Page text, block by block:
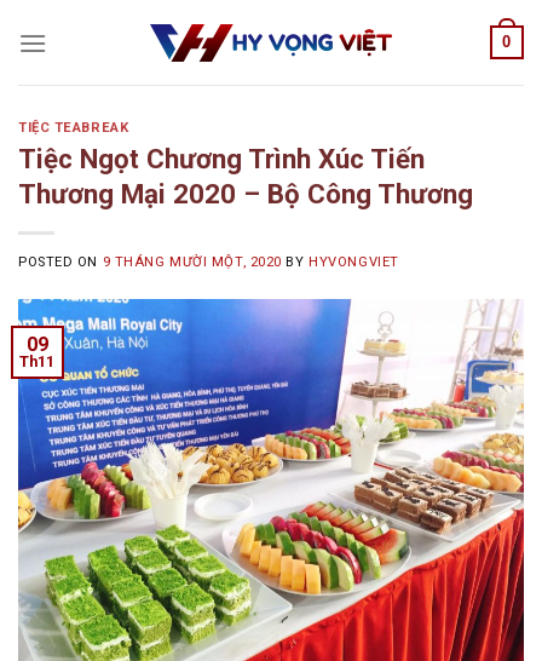
0
TIỆC TEABREAK
Tiệc Ngọt Chương Trình Xúc Tiến
Thương Mại 2020 – Bộ Công Thương
POSTED ON 9 THÁNG MƯỜI MỘT, 2020 BY HYVONGVIET
09
Th11